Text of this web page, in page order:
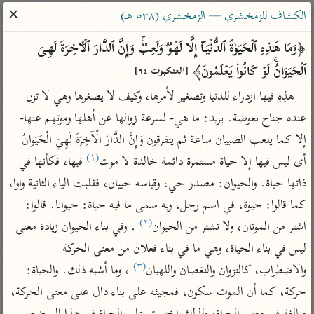
ساهم معنا في نشر القرآن والعلم الشرعي
الباحث القرآني
بحث تفسير علوم
Type 2 or more characters for results.
Type 1 or more
characters for results.
أمّهات
تفسير الطبري
تفسير ابن كثير
تفسير القرطبي
تفسير البغوي
عامّة
فتح البيان للقنوجي
فتح القدير للشوكاني
تفسير ابن جزي
موسوعات
معاصرة
الميسر
المختصر في
التفسير
تفسير السعدي
أيسر التفاسير
الكشاف للزمخشري — الزمخشري (٥٣٨ هـ)
✕
ٱلۡحَیَوَانُۚ لَوۡ كَانُوا۟ یَعۡلَمُونَ﴾ [العنكبوت ٦٤]
أى ليس فيها إلا حياة مستمرة دائمة خالدة لا موت(١)
اشتر من الموتان، ولا تشتر من الحيوان(٢)
والاضطراب، كالنزوان والنغصان واللهبان(٣)